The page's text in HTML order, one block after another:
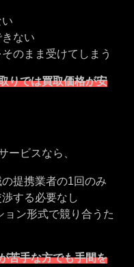
ない
のまま受けてしまう
りでは買取価格が安
ービスなら、
提携業者の1回のみ
する必要なし
ン形式で競り合うた
苦手な方でも手間を